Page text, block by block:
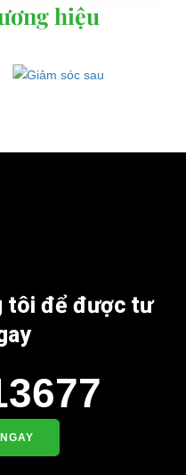
hiệu
tôi để được tư